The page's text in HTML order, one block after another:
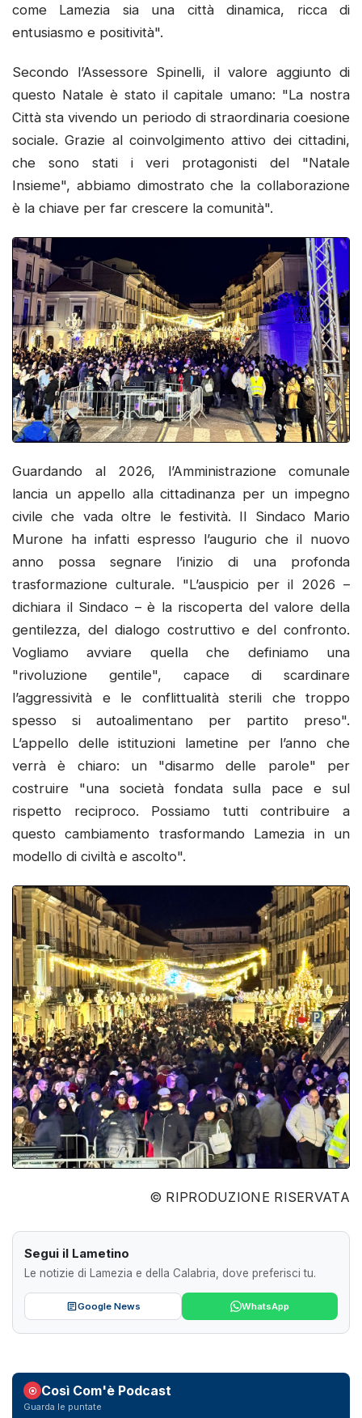
come Lamezia sia una città dinamica, ricca di
entusiasmo e positività".
Secondo l’Assessore Spinelli, il valore aggiunto di
questo Natale è stato il capitale umano: "La nostra
Città sta vivendo un periodo di straordinaria coesione
sociale. Grazie al coinvolgimento attivo dei cittadini,
che sono stati i veri protagonisti del "Natale
Insieme", abbiamo dimostrato che la collaborazione
è la chiave per far crescere la comunità".
Guardando al 2026, l’Amministrazione comunale
lancia un appello alla cittadinanza per un impegno
civile che vada oltre le festività. Il Sindaco Mario
Murone ha infatti espresso l’augurio che il nuovo
anno possa segnare l’inizio di una profonda
trasformazione culturale. "L’auspicio per il 2026 –
dichiara il Sindaco – è la riscoperta del valore della
gentilezza, del dialogo costruttivo e del confronto.
Vogliamo avviare quella che definiamo una
"rivoluzione gentile", capace di scardinare
l’aggressività e le conflittualità sterili che troppo
spesso si autoalimentano per partito preso".
L’appello delle istituzioni lametine per l’anno che
verrà è chiaro: un "disarmo delle parole" per
costruire "una società fondata sulla pace e sul
rispetto reciproco. Possiamo tutti contribuire a
questo cambiamento trasformando Lamezia in un
modello di civiltà e ascolto".
© RIPRODUZIONE RISERVATA
Segui il Lametino
Le notizie di Lamezia e della Calabria, dove preferisci tu.
Google News WhatsApp
Così Com'è Podcast
Guarda le puntate